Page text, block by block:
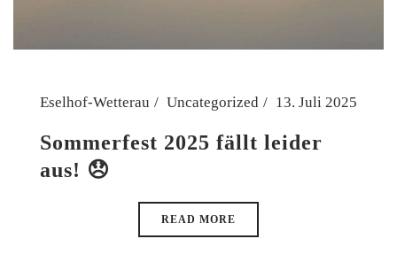
Eselhof-Wetterau Uncategorized 13. Juli 2025
Sommerfest 2025 fällt leider
aus! 😞
READ MORE